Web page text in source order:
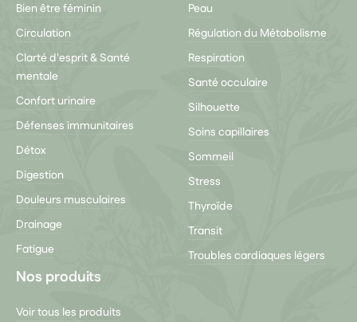
Bien être féminin
Circulation
Clarté d'esprit & Santé
mentale
Confort urinaire
Défenses immunitaires
Détox
Digestion
Douleurs musculaires
Drainage
Fatigue
Peau
Régulation du Métabolisme
Respiration
Santé occulaire
Silhouette
Soins capillaires
Sommeil
Stress
Thyroïde
Transit
Troubles cardiaques légers
Nos produits
Voir tous les produits